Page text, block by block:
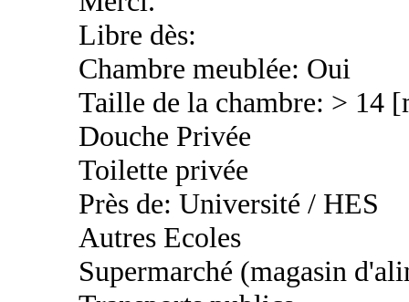
Libre dès:
Chambre meublée: Oui
Taille de la chambre: > 14
Douche Privée
Toilette privée
Près de: Université / HES
Autres Ecoles
Supermarché (magasin